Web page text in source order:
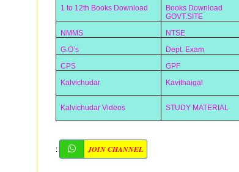
1 to 12th Books Download
Books Download
GOVT.SITE
NMMS NTSE
G.O’s
Dept. Exam
CPS
GPF
Kalvichudar
Kavithaigal
Kalvichudar Videos
STUDY MATERIAL
: JOIN CHANNEL